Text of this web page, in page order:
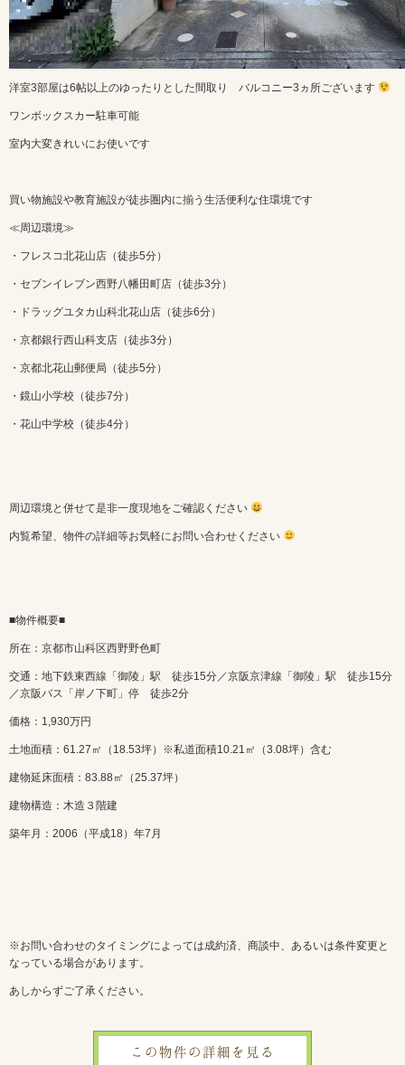
洋室3部屋は6帖以上のゆったりとした間取り バルコニー3ヵ所ございます
ワンボックスカー駐車可能
室内大変きれいにお使いです
買い物施設や教育施設が徒歩圏内に揃う生活便利な住環境です
≪周辺環境≫
・フレスコ北花山店（徒歩5分）
・セブンイレブン西野八幡田町店（徒歩3分）
・ドラッグユタカ山科北花山店（徒歩6分）
・京都銀行西山科支店（徒歩3分）
・京都北花山郵便局（徒歩5分）
・鏡山小学校（徒歩7分）
・花山中学校（徒歩4分）
周辺環境と併せて是非一度現地をご確認ください
内覧希望、物件の詳細等お気軽にお問い合わせください
■物件概要■
所在：京都市山科区西野野色町
交通：地下鉄東西線「御陵」駅 徒歩15分／京阪京津線「御陵」駅 徒歩15分
／京阪バス「岸ノ下町」停 徒歩2分
価格：1,930万円
土地面積：61.27㎡（18.53坪）※私道面積10.21㎡（3.08坪）含む
建物延床面積：83.88㎡（25.37坪）
建物構造：木造３階建
築年月：2006（平成18）年7月
※お問い合わせのタイミングによっては成約済、商談中、あるいは条件変更と
なっている場合があります。
あしからずご了承ください。
この物件の詳細を見る